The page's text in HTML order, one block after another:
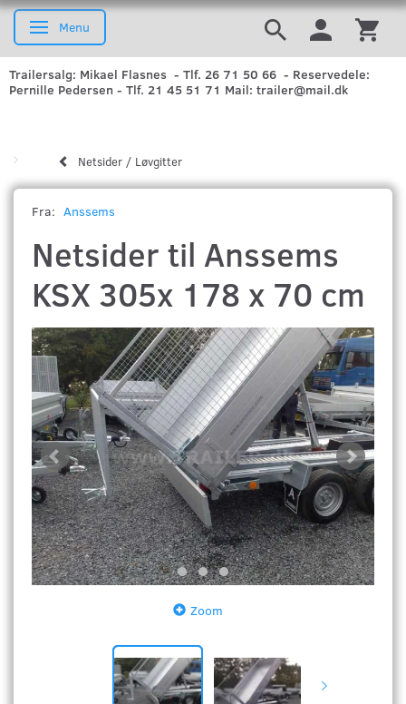
Skifte navigation
Menu
Trailersalg: Mikael Flasnes - Tlf. 26 71 50 66 - Reservedele:
Pernille Pedersen - Tlf. 21 45 51 71 Mail: trailer@mail.dk
Netsider / Løvgitter
Fra: Anssems
Netsider til Anssems
KSX 305x 178 x 70 cm
Zoom